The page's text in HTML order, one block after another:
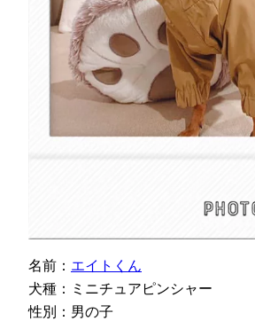
名前： エイトくん
犬種：ミニチュアピンシャー
性別：男の子